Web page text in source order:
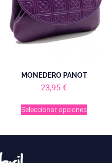
MONEDERO PANOT
23,95€
Seleccionar opciones